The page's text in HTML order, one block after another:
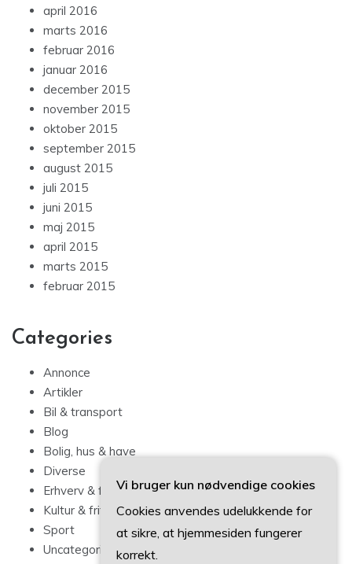
april 2016
marts 2016
februar 2016
januar 2016
december 2015
november 2015
oktober 2015
september 2015
august 2015
juli 2015
juni 2015
maj 2015
april 2015
marts 2015
februar 2015
Categories
Annonce
Artikler
Bil & transport
Blog
Bolig, hus & have
Diverse
Erhverv & forbrug
Kultur & fritid
Sport
Uncategorized
Vi bruger kun nødvendige cookies
Cookies anvendes udelukkende for
at sikre, at hjemmesiden fungerer
korrekt.